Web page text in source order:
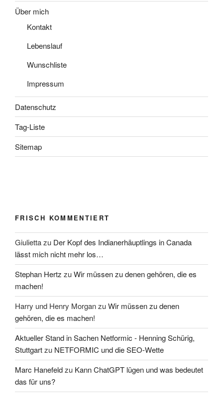
Über mich
Kontakt
Lebenslauf
Wunschliste
Impressum
Datenschutz
Tag-Liste
Sitemap
FRISCH KOMMENTIERT
Giuliettazu Der Kopf des Indianerhäuptlings in Canada
lässt mich nicht mehr los…
Stephan Hertz zuWir müssen zu denen gehören, die es
machen!
Harry und Henry MorganzuWir müssen zu denen
gehören, die es machen!
Aktueller Stand in Sachen Netformic - Henning Schürig,
Stuttgartzu NETFORMIC und die SEO-Wette
Marc Hanefeldzu Kann ChatGPT lügen und was bedeutet
das für uns?